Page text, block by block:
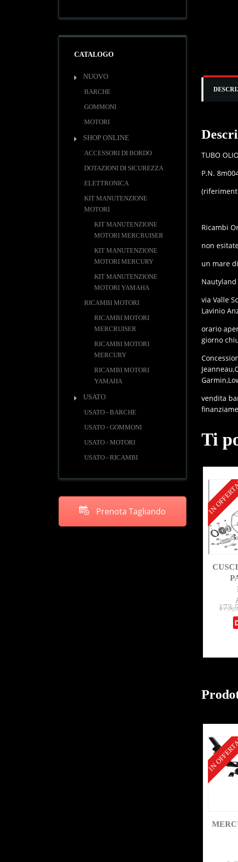
TUBO
P.N.
Ricambi
non
un mare
Nautyland
via Valle
Lavinio
orario
giorno
vendita
Ti
IN
IN
CATALOGO
NUOVO
BARCHE
GOMMONI
MOTORI
SHOP ONLINE
ACCESSORI DI BORDO
DOTAZIONI DI SICUREZZA
ELETTRONICA
KIT MANUTENZIONE
MOTORI
KIT MANUTENZIONE
MOTORI MERCRUISER
KIT MANUTENZIONE
MOTORI MERCURY
KIT MANUTENZIONE
MOTORI YAMAHA
RICAMBI MOTORI
RICAMBI MOTORI
MERCRUISER
RICAMBI MOTORI
MERCURY
RICAMBI MOTORI
YAMAHA
USATO
USATO - BARCHE
USATO - GOMMONI
USATO - MOTORI
USATO - RICAMBI
Prenota Tagliando